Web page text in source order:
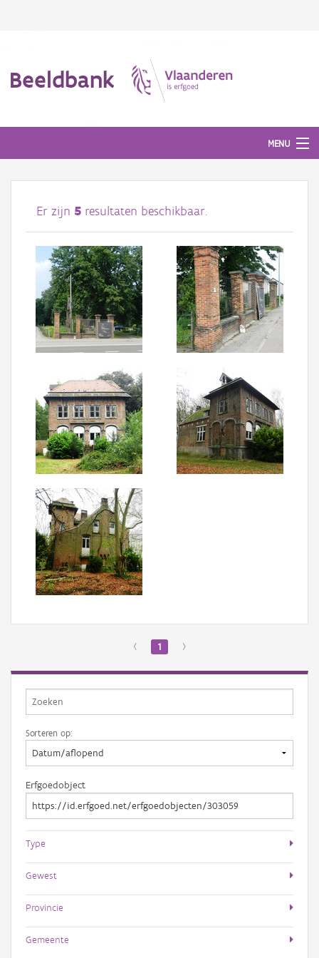
Beeldbank
MENU
Afbeeldingen
#BeeldIndeKijker
Hergebruik
Over ons
Aanmelden
Er zijn 5 resultaten beschikbaar.
‹ 1 ›
Sorteren op:
Erfgoedobject
Type
Gewest
Provincie
Gemeente